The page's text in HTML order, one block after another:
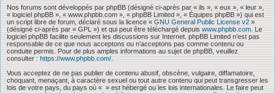
Nos forums sont développés par phpBB (désigné ci-après par « ils », « eux », « leur »,
« logiciel phpBB », « www.phpbb.com », « phpBB Limited », « Équipes phpBB ») qui est
un script libre de forum, déclaré sous la licence « GNU General Public License v2 »
(désigné ci-après par « GPL ») et qui peut être téléchargé depuis www.phpbb.com . Le
logiciel phpBB facilite seulement les discussions sur Internet. phpBB Limited n’est pas
responsable de ce que nous acceptons ou n’acceptons pas comme contenu ou
conduite permis. Pour de plus amples informations au sujet de phpBB, veuillez
consulter : https://www.phpbb.com/
Vous acceptez de ne pas publier de contenu abusif, obscène, vulgaire, diffamatoire,
choquant, menaçant, à caractère sexuel ou tout autre contenu qui peut transgresser les
lois de votre pays, du pays où « » est hébergé ou les lois internationales. Le faire peut